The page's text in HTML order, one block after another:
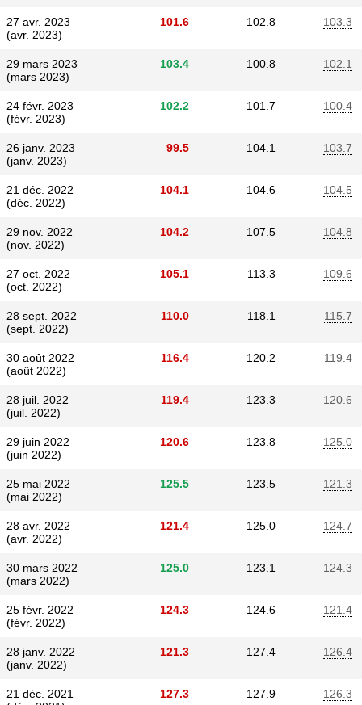
27 avr. 2023
(avr. 2023)
101.6 102.8 103.3
29 mars 2023
(mars 2023)
103.4 100.8 102.1
24 févr. 2023
(févr. 2023)
102.2 101.7 100.4
26 janv. 2023
(janv. 2023)
99.5 104.1 103.7
21 déc. 2022
(déc. 2022)
104.1 104.6 104.5
29 nov. 2022
(nov. 2022)
104.2 107.5 104.8
27 oct. 2022
(oct. 2022)
105.1 113.3 109.6
28 sept. 2022
(sept. 2022)
110.0 118.1 115.7
30 août 2022
(août 2022)
116.4 120.2 119.4
28 juil. 2022
(juil. 2022)
119.4 123.3 120.6
29 juin 2022
(juin 2022)
120.6 123.8 125.0
25 mai 2022
(mai 2022)
125.5 123.5 121.3
28 avr. 2022
(avr. 2022)
121.4 125.0 124.7
30 mars 2022
(mars 2022)
125.0 123.1 124.3
25 févr. 2022
(févr. 2022)
124.3 124.6 121.4
28 janv. 2022
(janv. 2022)
121.3 127.4 126.4
21 déc. 2021
127.3 127.9 126.3